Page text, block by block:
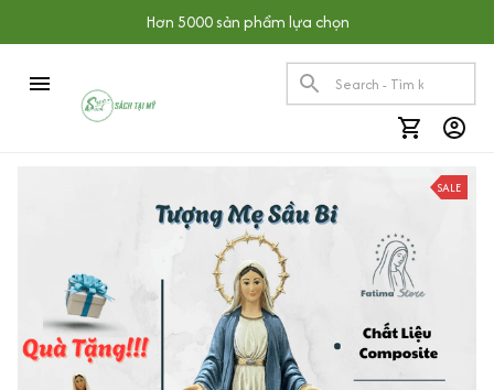
Hơn 5000 sản phẩm lựa chọn
SALE